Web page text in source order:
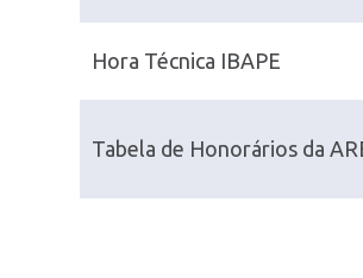
Hora Técnica IBAPE
Tabela de Honorários da